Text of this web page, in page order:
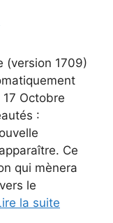
(version 1709)
Octobre
:
Ce
qui mènera
le
la suite